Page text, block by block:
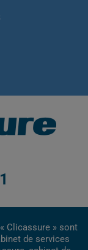
Clicassure » sont
de services